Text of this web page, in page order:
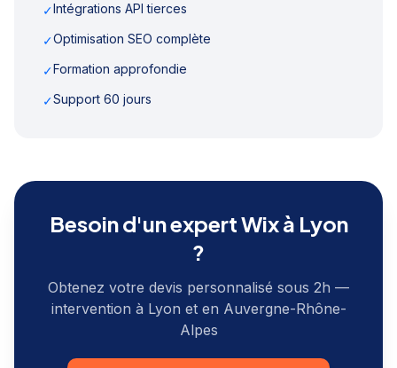
✓Intégrations API tierces
✓Optimisation SEO complète
✓Formation approfondie
✓Support 60 jours
Besoin d'un expert Wix à Lyon
?
Obtenez votre devis personnalisé sous 2h —
intervention à Lyon et en Auvergne-Rhône-
Alpes